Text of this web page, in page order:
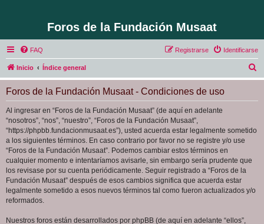
Foros de la Fundación Musaat
FAQ Identificarse
Registrarse
Inicio Índice general
u
Foros de la Fundación Musaat - Condiciones de uso
Al ingresar en “Foros de la Fundación Musaat” (de aquí en adelante
“nosotros”, “nos”, “nuestro”, “Foros de la Fundación Musaat”,
“https://phpbb.fundacionmusaat.es”), usted acuerda estar legalmente sometido
a los siguientes términos. En caso contrario por favor no se registre y/o use
“Foros de la Fundación Musaat”. Podemos cambiar estos términos en
cualquier momento e intentaríamos avisarle, sin embargo sería prudente que
los revisase por su cuenta periódicamente. Seguir registrado a “Foros de la
Fundación Musaat” después de esos cambios significa que acuerda estar
legalmente sometido a esos nuevos términos tal como fueron actualizados y/o
reformados.
Nuestros foros están desarrollados por phpBB (de aquí en adelante “ellos”,